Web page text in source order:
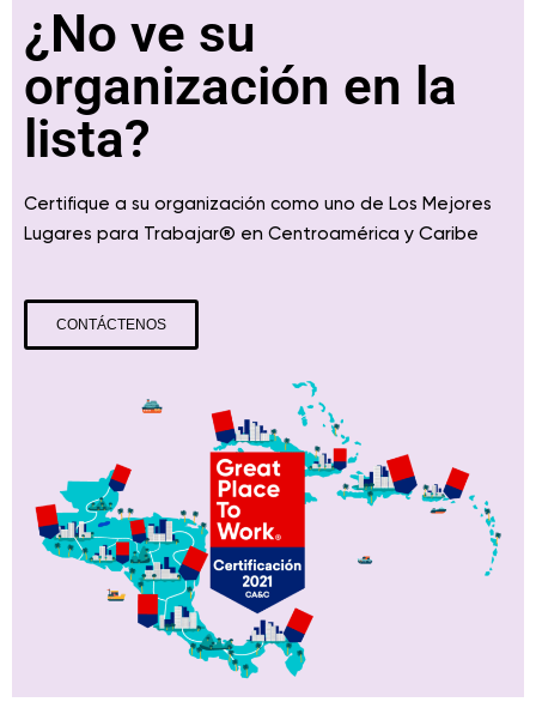
¿No ve su
organización en la
lista?
Certifique a su organización como uno de Los Mejores
Lugares para Trabajar® en Centroamérica y Caribe
CONTÁCTENOS